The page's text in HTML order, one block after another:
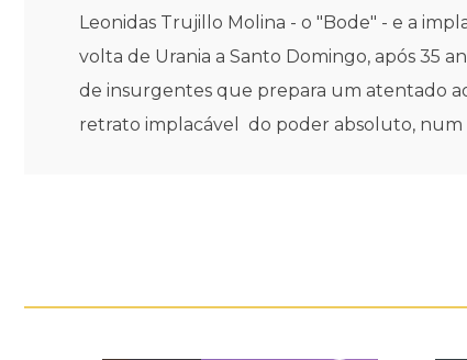
Leonidas Trujillo Molina - o "Bode" - e a
volta de Urania a Santo Domingo, após 35
de insurgentes que prepara um atentado
retrato implacável do poder absoluto, num